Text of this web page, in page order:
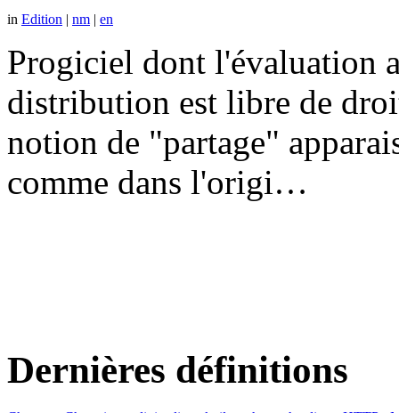
in Edition | nm | en
Progiciel dont l'évaluation
distribution est libre de
notion de "partage"
comme dans l'origi…
Dernières définitions